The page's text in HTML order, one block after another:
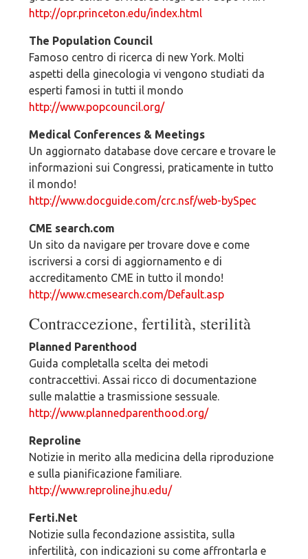
http://opr.princeton.edu/index.html
The Population Council
Famoso centro di ricerca di new York. Molti
aspetti della ginecologia vi vengono studiati da
esperti famosi in tutti il mondo
http://www.popcouncil.org/
Medical Conferences & Meetings
Un aggiornato database dove cercare e trovare le
informazioni sui Congressi, praticamente in tutto
il mondo!
http://www.docguide.com/crc.nsf/web-bySpec
CME search.com
Un sito da navigare per trovare dove e come
iscriversi a corsi di aggiornamento e di
accreditamento CME in tutto il mondo!
http://www.cmesearch.com/Default.asp
Contraccezione, fertilità, sterilità
Planned Parenthood
Guida completalla scelta dei metodi
contraccettivi. Assai ricco di documentazione
sulle malattie a trasmissione sessuale.
http://www.plannedparenthood.org/
Reproline
Notizie in merito alla medicina della riproduzione
e sulla pianificazione familiare.
http://www.reproline.jhu.edu/
Ferti.Net
Notizie sulla fecondazione assistita, sulla
infertilità, con indicazioni su come affrontarla e